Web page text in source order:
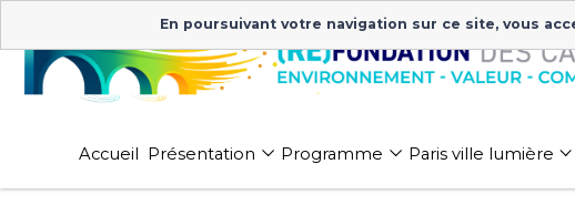
Accueil Présentation Programme Paris ville lumière
En poursuivant votre navigation sur ce site, vous